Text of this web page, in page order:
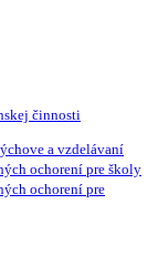
činnosti
a vzdelávaní
ochorení pre školy
ochorení pre